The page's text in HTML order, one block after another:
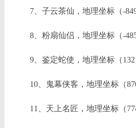
7、子云茶仙，地理坐标（-849
8、粉扇仙侣，地理坐标（-485
9、鉴定蛇使，地理坐标（132
10、鬼幕侠客，地理坐标（
11、天上名匠，地理坐标（